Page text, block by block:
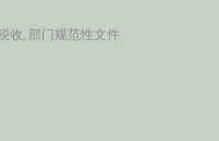
收, 部门规范性文件